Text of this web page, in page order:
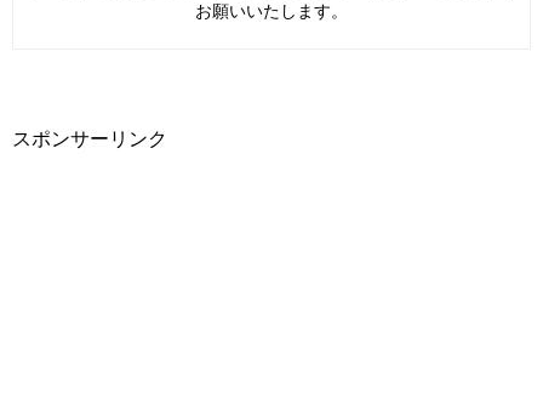
お願いいたします。
スポンサーリンク